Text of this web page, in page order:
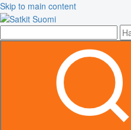
Skip to main content